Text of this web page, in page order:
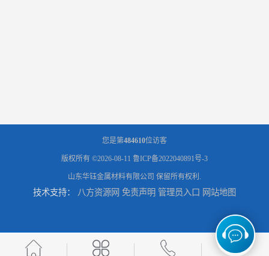
您是第484610位访客
版权所有 ©2026-08-11 鲁ICP备2022040891号-3
山东华钰金属材料有限公司 保留所有权利.
技术支持： 八方资源网 免责声明 管理员入口 网站地图